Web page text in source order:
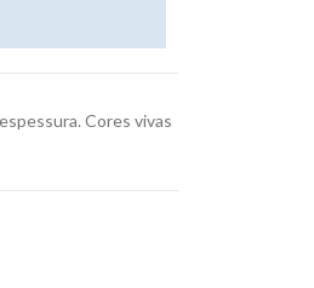
Cores vivas